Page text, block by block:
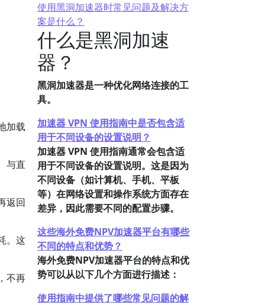
加载
与直
返回
。这
不再
使用黑洞加速器时常见问题及解决方
案是什么？
什么是黑洞加速
器？
黑洞加速器是一种优化网络连接的工
具。
加速器 VPN 使用指南中是否包含适
用于不同设备的设置说明？
加速器 VPN 使用指南通常会包含适
用于不同设备的设置说明。这是因为
不同设备（如计算机、手机、平板
等）在网络设置和操作系统方面存在
差异，因此需要不同的配置步骤。
这些海外免费NPV加速器平台有哪些
不同的特点和优势？
海外免费NPV加速器平台的特点和优
势可以从以下几个方面进行描述：
使用指南中提供了哪些常见问题的解